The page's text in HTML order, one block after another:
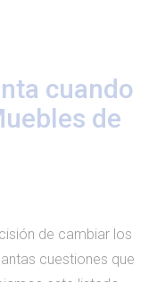
cuando
de
de cambiar los
cuestiones que